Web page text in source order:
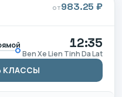
ОТ983.25 ₽
12:35
Ben Xe Lien Tinh Da Lat
КЛАССЫ